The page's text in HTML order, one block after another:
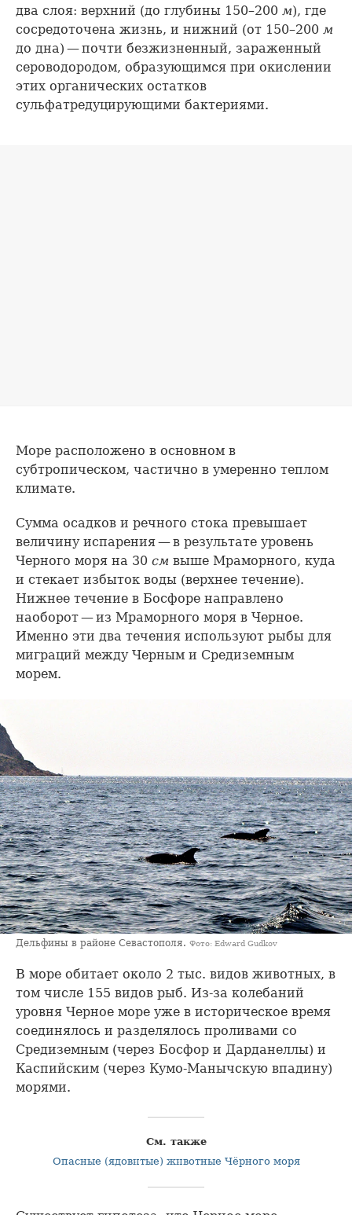
два слоя: верхний (до глубины 150–200 м), где
сосредоточена жизнь, и нижний (от 150–200 м
до дна) — почти безжизненный, зараженный
сероводородом, образующимся при окислении
этих органических остатков
сульфатредуцирующими бактериями.
Море расположено в основном в
субтропическом, частично в умеренно теплом
климате.
Сумма осадков и речного стока превышает
величину испарения — в результате уровень
Черного моря на 30 см выше Мраморного, куда
и стекает избыток воды (верхнее течение).
Нижнее течение в Босфоре направлено
наоборот — из Мраморного моря в Черное.
Именно эти два течения используют рыбы для
миграций между Черным и Средиземным
морем.
Дельфины в районе Севастополя. Фото: Edward Gudkov
В море обитает около 2 тыс. видов животных, в
том числе 155 видов рыб. Из-за колебаний
уровня Черное море уже в историческое время
соединялось и разделялось проливами со
Средиземным (через Босфор и Дарданеллы) и
Каспийским (через Кумо-Манычскую впадину)
морями.
См. также
Опасные (ядовитые) животные Чёрного моря